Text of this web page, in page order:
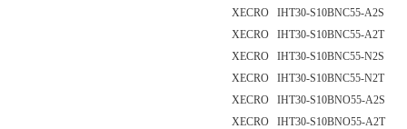
XECRO IHT30-S10BNC55-A2S
XECRO IHT30-S10BNC55-A2T
XECRO IHT30-S10BNC55-N2S
XECRO IHT30-S10BNC55-N2T
XECRO IHT30-S10BNO55-A2S
XECRO IHT30-S10BNO55-A2T